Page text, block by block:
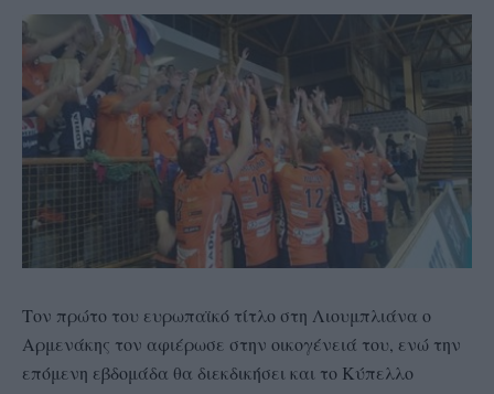
Τον πρώτο του ευρωπαϊκό τίτλο στη Λιουμπλιάνα ο
Αρμενάκης τον αφιέρωσε στην οικογένειά του, ενώ την
επόμενη εβδομάδα θα διεκδικήσει και το Κύπελλο